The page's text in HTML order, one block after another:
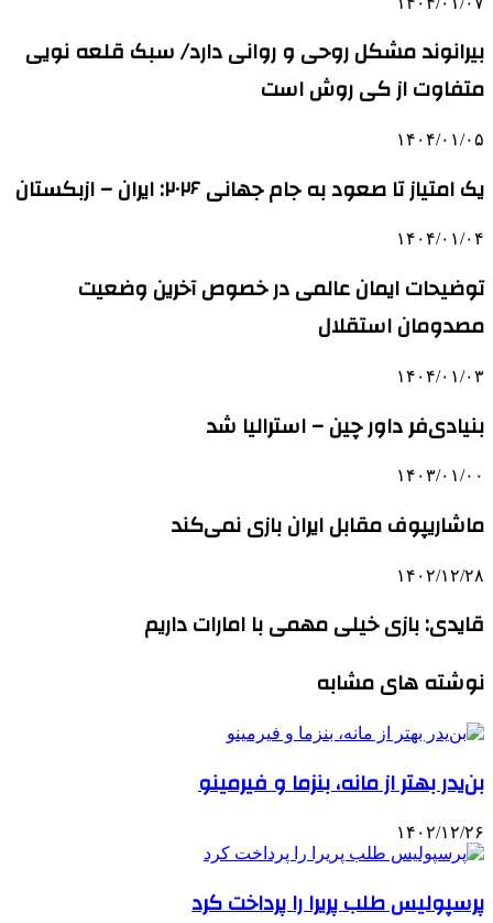
بیرانوند مشکل روحی و روانی دارد/ سبک قلعه نویی
متفاوت از کی روش است
۱۴۰۴/۰۱/۰۵
یک امتیاز تا صعود به جام جهانی ۲۰۲۶: ایران – ازبکستان
۱۴۰۴/۰۱/۰۴
توضیحات ایمان عالمی در خصوص آخرین وضعیت
مصدومان استقلال
۱۴۰۴/۰۱/۰۳
بنیادی‌فر داور چین – استرالیا شد
۱۴۰۳/۰۱/۰۰
ماشاریپوف مقابل ایران بازی نمی‌کند
۱۴۰۲/۱۲/۲۸
قایدی: بازی خیلی مهمی با امارات داریم
نوشته های مشابه
بن‌یدر بهتر از مانه، بنزما و فیرمینو
۱۴۰۲/۱۲/۲۶
پرسپولیس طلب پریرا را پرداخت کرد